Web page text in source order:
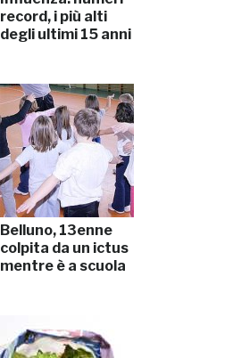
record, i più alti
degli ultimi 15 anni
Belluno, 13enne
colpita da un ictus
mentre è a scuola